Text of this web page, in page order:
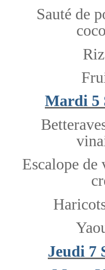
Sauté de
Mardi 5
Escalope
Jeudi 7